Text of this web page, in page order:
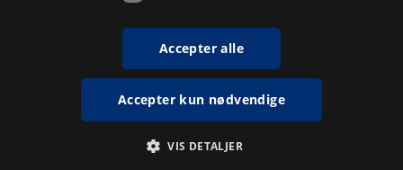
Accepter alle
Accepter kun nødvendige
VIS DETALJER